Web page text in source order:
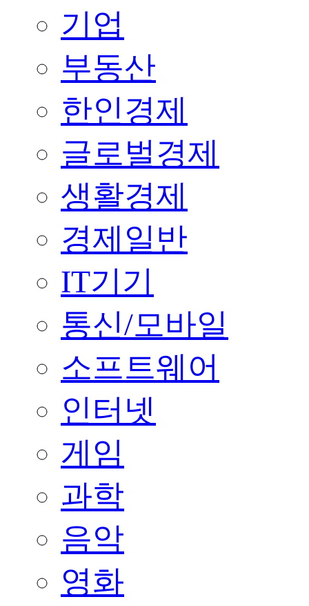
기업
부동산
한인경제
글로벌경제
생활경제
경제일반
IT기기
통신/모바일
소프트웨어
인터넷
게임
과학
음악
영화